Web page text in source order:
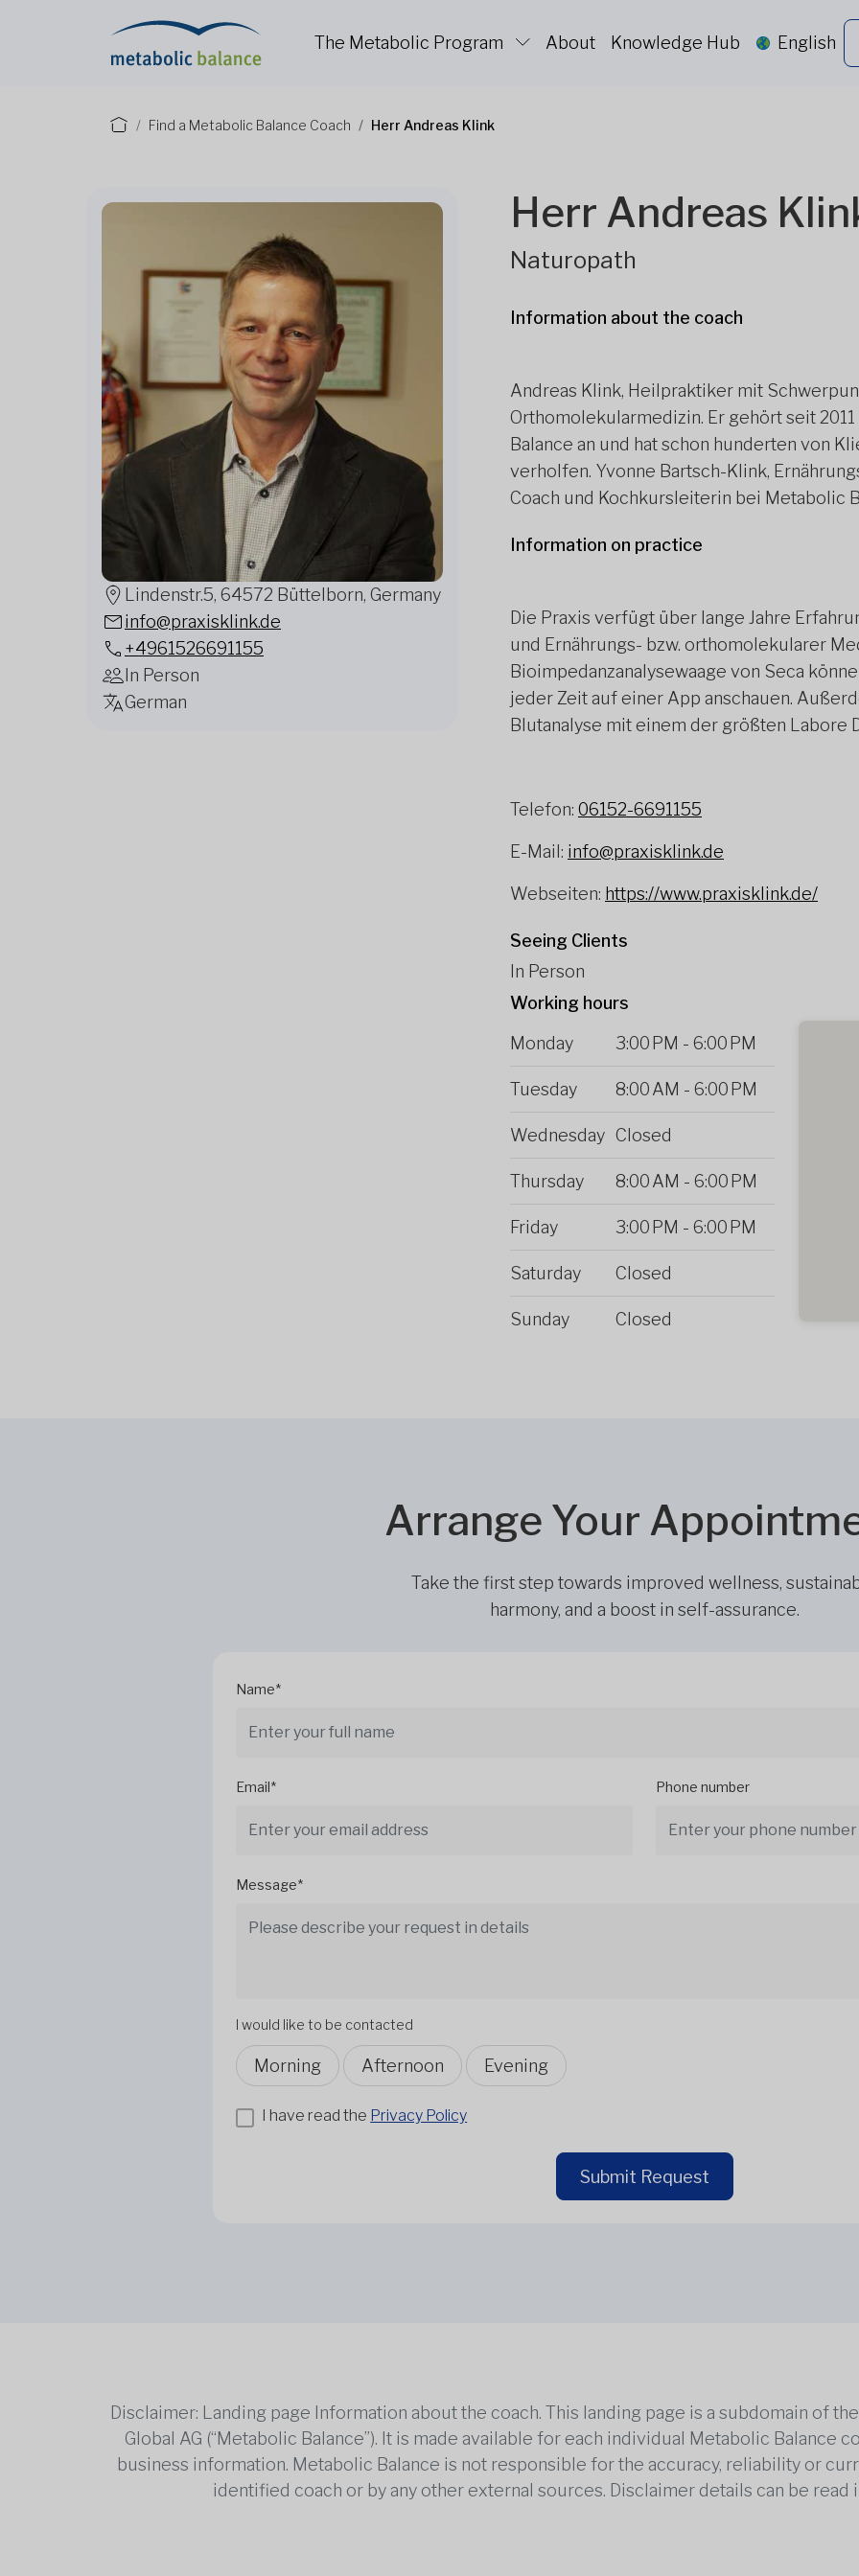
The Metabolic Program About Knowledge Hub English
Find a Metabolic Balance Coach Herr Andreas Klink
Lindenstr.5, 64572 Büttelborn, Germany
info@praxisklink.de
+4961526691155
In Person
German
Herr Andreas
Naturopath
Information about the coach
Andreas Klink, Heilpraktiker mit
Orthomolekularmedizin. Er gehört seit
Balance an und hat schon hunderten von
verholfen. Yvonne Bartsch-Klink,
Coach und Kochkursleiterin bei Metabolic
Information on practice
Die Praxis verfügt über lange Jahre
und Ernährungs- bzw. orthomolekularer
Bioimpedanzanalysewaage von Seca
jeder Zeit auf einer App anschauen.
Blutanalyse mit einem der größten Labore
Telefon: 06152-6691155
E-Mail: info@praxisklink.de
Webseiten: https://www.praxisklink.de/
Seeing Clients
In Person
Working hours
Monday
3:00 PM - 6:00 PM
Tuesday 8:00 AM - 6:00 PM
Wednesday Closed
Thursday 8:00 AM - 6:00 PM
Friday 3:00 PM - 6:00 PM
Saturday Closed
Sunday Closed
Arrange Your
Take the first step towards improved wellness,
harmony, and a boost in self-assurance.
Name*
Email* Phone number
Message*
I would like to be contacted
Morning Afternoon Evening
I have read the Privacy Policy
Submit Request
Disclaimer: Landing page Information about the coach. This landing page is a subdomain of
Global AG (“Metabolic Balance”). It is made available for each individual Metabolic Balance
business information. Metabolic Balance is not responsible for the accuracy, reliability or
identified coach or by any other external sources. Disclaimer details can be